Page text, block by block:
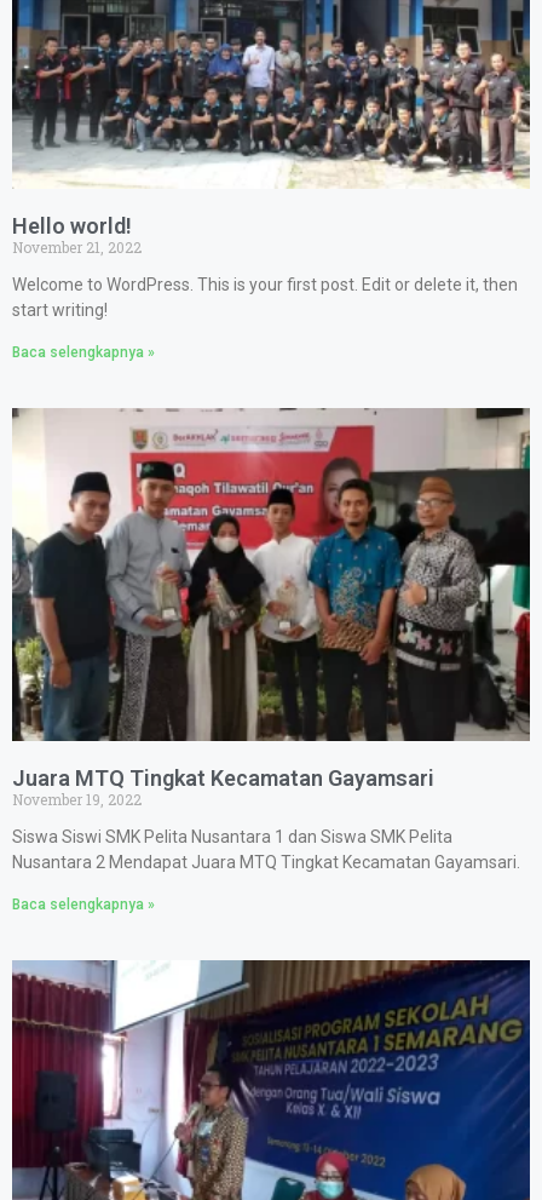
Hello world!
November 21, 2022
Welcome to WordPress. This is your first post. Edit or delete it, then
start writing!
Baca selengkapnya »
Juara MTQ Tingkat Kecamatan Gayamsari
November 19, 2022
Siswa Siswi SMK Pelita Nusantara 1 dan Siswa SMK Pelita
Nusantara 2 Mendapat Juara MTQ Tingkat Kecamatan Gayamsari.
Baca selengkapnya »